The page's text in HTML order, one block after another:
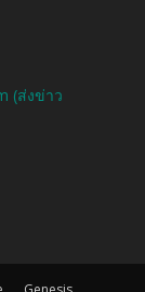
(ส่งข่าว